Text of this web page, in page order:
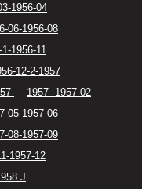
1956-04
06-1956-08
1-1956-11
12-2-1957
1957--1957-02
05-1957-06
08-1957-09
1957-12
J